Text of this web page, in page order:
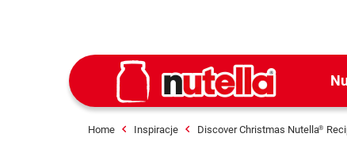
Home Inspiracje Discover Christmas Nutella®